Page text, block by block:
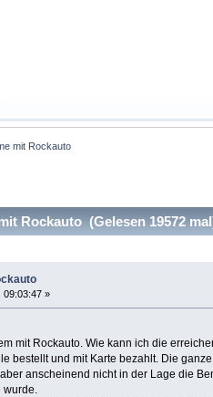
mit Rockauto
Rockauto (Gelesen 19572
09:03:47 »
mit Rockauto. Wie kann ich die
bestellt und mit Karte bezahlt. Die
anscheinend nicht in der Lage die